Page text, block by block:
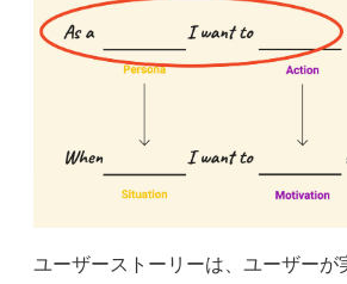
ユーザーストーリーは、ユーザーが